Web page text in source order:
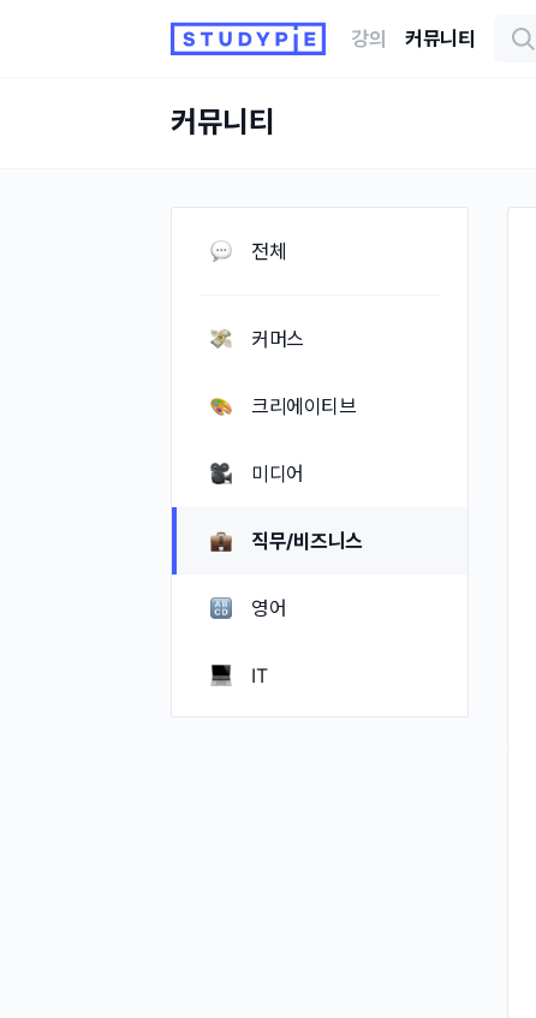
강의 커뮤니티
커뮤니티
전체
커머스
크리에이티브
미디어
직무/비즈니스
영어
IT